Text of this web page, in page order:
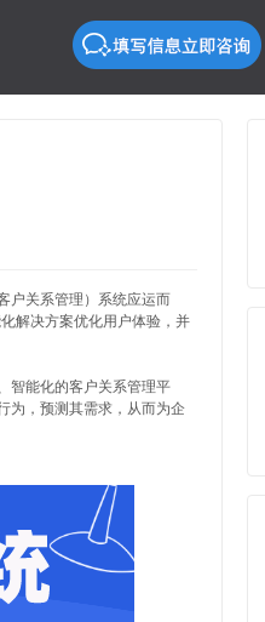
户关系管理）系统应运而
解决方案优化用户体验，并
智能化的客户关系管理平
为，预测其需求，从而为企